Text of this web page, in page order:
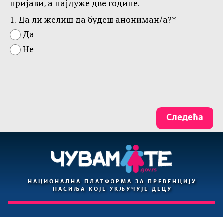
пријави, а најдуже две године.
1. Да ли желиш да будеш анониман/а?*
Да
Не
Следећа
НАЦИОНАЛНА ПЛАТФОРМА ЗА ПРЕВЕНЦИЈУ
НАСИЉА КОЈЕ УКЉУЧУЈЕ ДЕЦУ